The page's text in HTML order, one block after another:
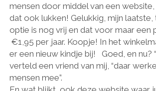
mensen door middel van een
dat ook lukken! Gelukkig, mijn laatste,
optie is nog vrij en dat voor maar een
€1,95 per jaar. Koopje! In het
er een nieuw kindje bij! Goed, en nu?
verteld een vriend van mij, “daar
mensen mee”.